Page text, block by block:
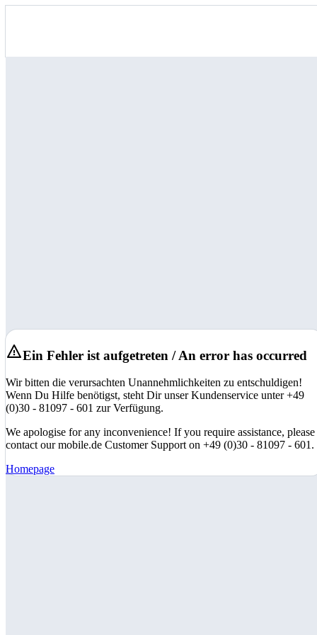
Ein Fehler ist aufgetreten / An error has occurred
Wir bitten die verursachten Unannehmlichkeiten zu entschuldigen!
Wenn Du Hilfe benötigst, steht Dir unser Kundenservice unter +49
(0)30 - 81097 - 601 zur Verfügung.
We apologise for any inconvenience! If you require assistance, please
contact our mobile.de Customer Support on +49 (0)30 - 81097 - 601.
Homepage